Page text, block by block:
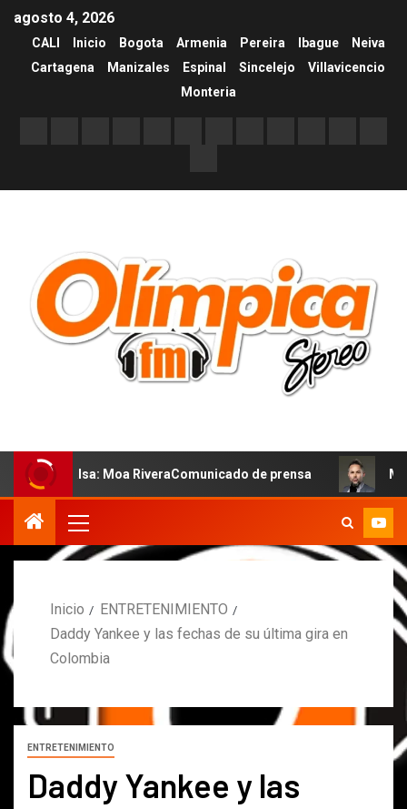
agosto 4, 2026
CALI Inicio Bogota Armenia Pereira Ibague
Neiva
Cartagena
Manizales Espinal Sincelejo
Villavicencio
Monteria
Moa RiveraComunicado de prensa MARCOS
Inicio
ENTRETENIMIENTO
Daddy Yankee y las fechas de su última gira en
Colombia
ENTRETENIMIENTO
Daddy Yankee y las